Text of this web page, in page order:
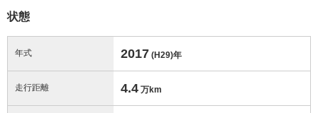
状態
年式 2017 (H29)年
走行距離 4.4 万km